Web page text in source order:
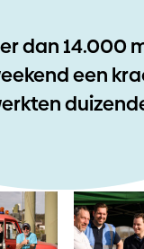
dan 14.000
een